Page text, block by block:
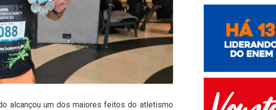
alcançou um dos maiores feitos do atletismo